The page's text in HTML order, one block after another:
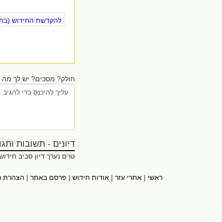
להקדשת החידוש
חולק? מסכים? יש לך מה
דיונים - תשובות
טרם נערך דיון סביב
ראשי | אתרי עזר | אודות חידוש | פרסם באתר | הצהרת